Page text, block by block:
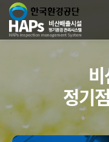
반복영역 건너뛰기
주메뉴 바로가기
본문 바로가기
정기